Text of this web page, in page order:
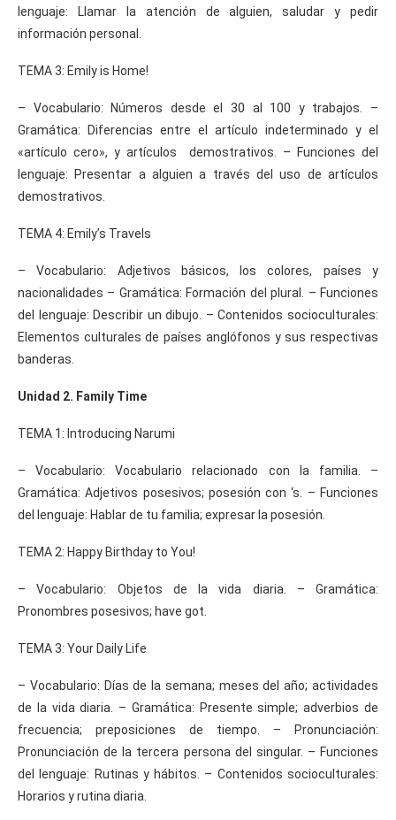
lenguaje: Llamar la atención de alguien, saludar y pedir
información personal.
TEMA 3: Emily is Home!
– Vocabulario: Números desde el 30 al 100 y trabajos. –
Gramática: Diferencias entre el artículo indeterminado y el
«artículo cero», y artículos demostrativos. – Funciones del
lenguaje: Presentar a alguien a través del uso de artículos
demostrativos.
TEMA 4: Emily’s Travels
– Vocabulario: Adjetivos básicos, los colores, países y
nacionalidades – Gramática: Formación del plural. – Funciones
del lenguaje: Describir un dibujo. – Contenidos socioculturales:
Elementos culturales de países anglófonos y sus respectivas
banderas.
Unidad 2. Family Time
TEMA 1: Introducing Narumi
– Vocabulario: Vocabulario relacionado con la familia. –
Gramática: Adjetivos posesivos; posesión con ‘s. – Funciones
del lenguaje: Hablar de tu familia; expresar la posesión.
TEMA 2: Happy Birthday to You!
– Vocabulario: Objetos de la vida diaria. – Gramática:
Pronombres posesivos; have got.
TEMA 3: Your Daily Life
– Vocabulario: Días de la semana; meses del año; actividades
de la vida diaria. – Gramática: Presente simple; adverbios de
frecuencia; preposiciones de tiempo. – Pronunciación:
Pronunciación de la tercera persona del singular. – Funciones
del lenguaje: Rutinas y hábitos. – Contenidos socioculturales:
Horarios y rutina diaria.